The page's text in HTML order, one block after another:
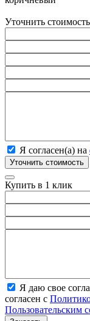
Уточнить стоимость
Я согласен(а) на
Уточнить стоимость
Купить в 1 клик
Я даю свое
согласен с
Пользовательским